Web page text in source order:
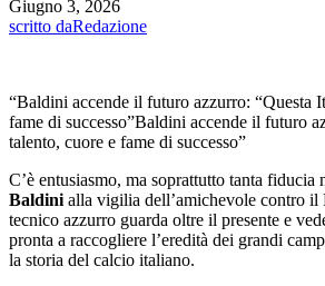
Giugno 3, 2026
scritto daRedazione
“Baldini accende il futuro azzurro: “Questa
fame di successo”Baldini accende il futuro
talento, cuore e fame di successo”
C’è entusiasmo, ma soprattutto tanta fiducia
Baldini alla vigilia dell’amichevole contro il
tecnico azzurro guarda oltre il presente e
pronta a raccogliere l’eredità dei grandi
la storia del calcio italiano.